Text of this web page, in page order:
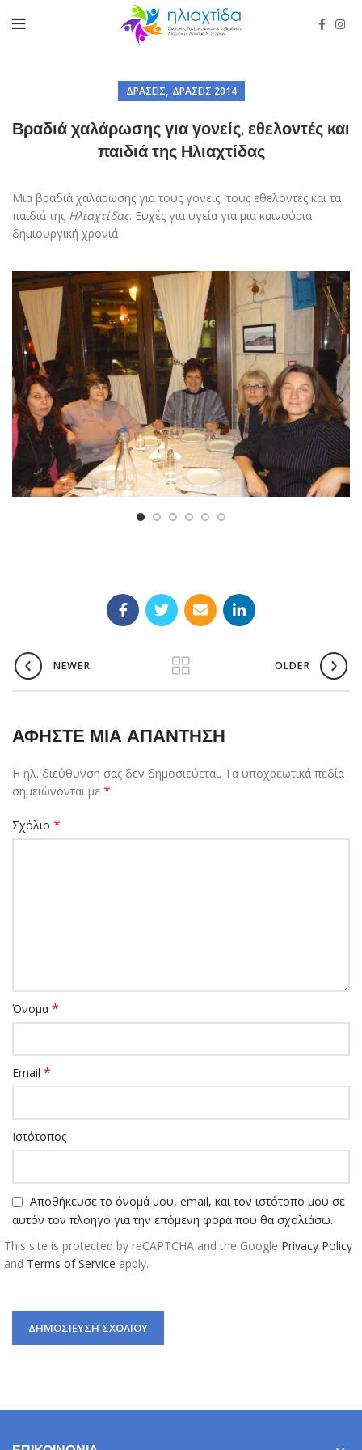
ΔΡΆΣΕΙΣ, ΔΡΆΣΕΙΣ 2014
Βραδιά χαλάρωσης για γονείς, εθελοντές και
παιδιά της Ηλιαχτίδας
Μια βραδιά χαλάρωσης για τους γονείς, τους εθελοντές και τα
παιδιά της Ηλιαχτίδας. Ευχές για υγεία για μια καινούρια
δημιουργική χρονιά
NEWER OLDER
ΑΦΉΣΤΕ ΜΙΑ ΑΠΆΝΤΗΣΗ
Η ηλ. διεύθυνση σας δεν δημοσιεύεται. Τα υποχρεωτικά πεδία
σημειώνονται με *
Σχόλιο *
Όνομα *
Email *
Ιστότοπος
Αποθήκευσε το όνομά μου, email, και τον ιστότοπο μου σε
αυτόν τον πλοηγό για την επόμενη φορά που θα σχολιάσω.
This site is protected by reCAPTCHA and the Google Privacy Policy
and Terms of Service apply.